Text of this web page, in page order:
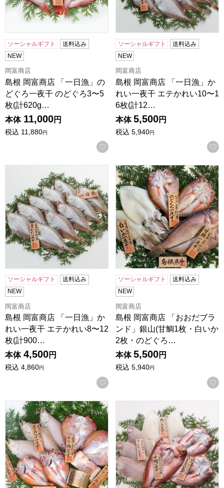
ソーシャルギフト
送料込み
NEW
岡富商店
島根 岡富商店 「一日漁」の
どぐろ一夜干 のどぐろ3〜5
枚(計620g…
本体 11,000円
税込 11,880円
お気に入りに登録する
ソーシャルギフト
送料込み
NEW
岡富商店
島根 岡富商店 「一日漁」か
れい一夜干 エテかれい10〜1
6枚(計12…
本体 5,500円
税込 5,940円
島根 岡富商店 「一日漁」かれい一夜干 エテかれい8〜12枚(
ソーシャルギフト
送料込み
NEW
岡富商店
島根 岡富商店 「一日漁」か
れい一夜干 エテかれい8〜12
枚(計900…
本体 4,500円
税込 4,860円
お気に入りに登録する
島根 岡富商店 「おおだブラ
ソーシャルギフト
送料込み
NEW
岡富商店
島根 岡富商店 「おおだブラ
ンド」銀山(甘鯛1枚・白いか
2枚・のどぐろ…
本体 5,500円
税込 5,940円
島根 岡富商店 「一日漁」弁天(エテかれい3〜4枚・れんこ
島根 岡富商店 「一日漁」吉